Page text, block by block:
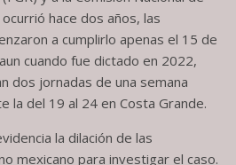
hace dos años, las
a cumplirlo apenas el 15 de
cuando fue dictado en 2022,
dos jornadas de una semana
la del 19 al 24 en Costa Grande.
la dilación de las
mexicano para investigar el caso.